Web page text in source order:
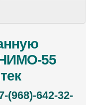
55
(968)-642-32-